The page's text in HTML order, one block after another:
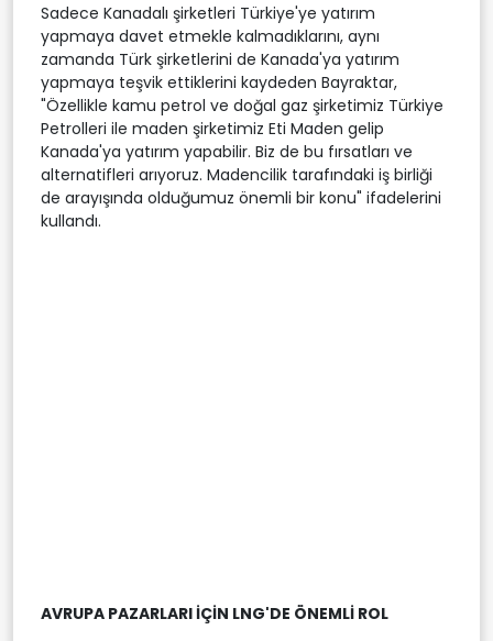
Sadece Kanadalı şirketleri Türkiye'ye yatırım
yapmaya davet etmekle kalmadıklarını, aynı
zamanda Türk şirketlerini de Kanada'ya yatırım
yapmaya teşvik ettiklerini kaydeden Bayraktar,
"Özellikle kamu petrol ve doğal gaz şirketimiz Türkiye
Petrolleri ile maden şirketimiz Eti Maden gelip
Kanada'ya yatırım yapabilir. Biz de bu fırsatları ve
alternatifleri arıyoruz. Madencilik tarafındaki iş birliği
de arayışında olduğumuz önemli bir konu" ifadelerini
kullandı.
AVRUPA PAZARLARI İÇİN LNG'DE ÖNEMLİ ROL